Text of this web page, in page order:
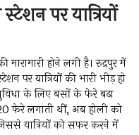
पर यात्रियों
मारामारी होने लगी है। रुद्रपुर में
पर यात्रियों की भारी भीड़ हो
के लिए बसों के फेरे बढ़ा
फेरे लगाती थीं, अब होली को
यात्रियों को सफर करने में